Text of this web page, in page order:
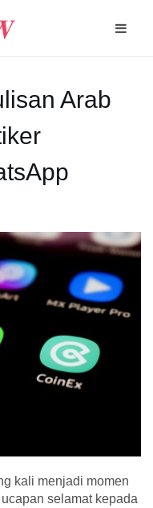
Arab
kali menjadi momen
selamat kepada